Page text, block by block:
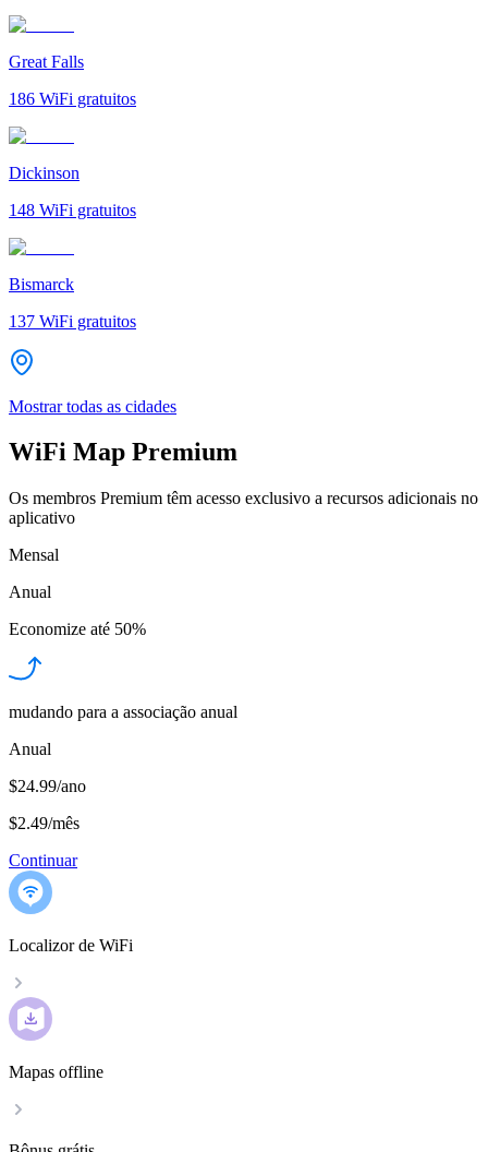
Great Falls
186 WiFi gratuitos
Dickinson
148 WiFi gratuitos
Bismarck
137 WiFi gratuitos
Mostrar todas as cidades
WiFi Map Premium
Os membros Premium têm acesso exclusivo a recursos adicionais no
aplicativo
Mensal
Anual
Economize até 50%
mudando para a associação anual
Anual
$24.99/ano
$2.49/mês
Continuar
Localizor de WiFi
Mapas offline